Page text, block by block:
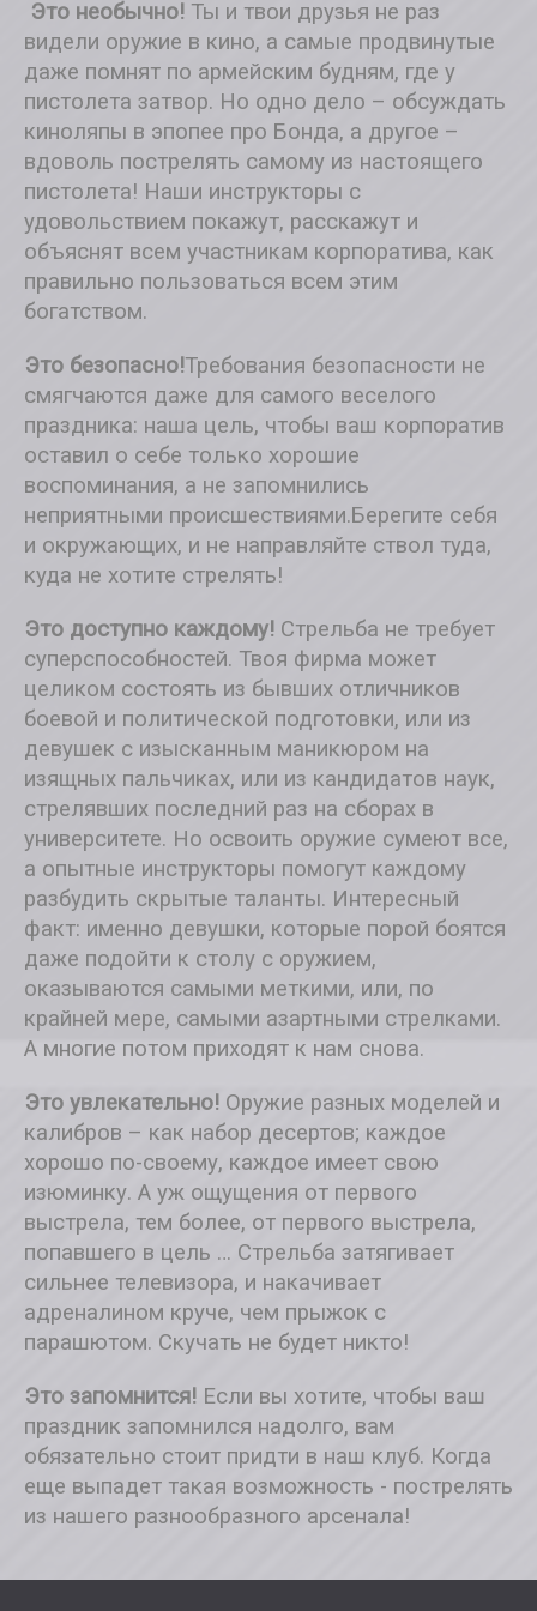
Подарочные сертификаты
Контакты
Это необычно! Ты и твои друзья не раз
видели оружие в кино, а самые продвинутые
даже помнят по армейским будням, где у
пистолета затвор. Но одно дело – обсуждать
киноляпы в эпопее про Бонда, а другое –
вдоволь пострелять самому из настоящего
пистолета! Наши инструкторы с
удовольствием покажут, расскажут и
объяснят всем участникам корпоратива, как
правильно пользоваться всем этим
богатством.
Это безопасно!Требования безопасности не
смягчаются даже для самого веселого
праздника: наша цель, чтобы ваш корпоратив
оставил о себе только хорошие
воспоминания, а не запомнились
неприятными происшествиями.Берегите себя
и окружающих, и не направляйте ствол туда,
куда не хотите стрелять!
Это доступно каждому! Стрельба не требует
суперспособностей. Твоя фирма может
целиком состоять из бывших отличников
боевой и политической подготовки, или из
девушек с изысканным маникюром на
изящных пальчиках, или из кандидатов наук,
стрелявших последний раз на сборах в
университете. Но освоить оружие сумеют все,
а опытные инструкторы помогут каждому
разбудить скрытые таланты. Интересный
факт: именно девушки, которые порой боятся
даже подойти к столу с оружием,
оказываются самыми меткими, или, по
крайней мере, самыми азартными стрелками.
А многие потом приходят к нам снова.
Это увлекательно! Оружие разных моделей и
калибров – как набор десертов; каждое
хорошо по-своему, каждое имеет свою
изюминку. А уж ощущения от первого
выстрела, тем более, от первого выстрела,
попавшего в цель … Стрельба затягивает
сильнее телевизора, и накачивает
адреналином круче, чем прыжок с
парашютом. Скучать не будет никто!
Это запомнится! Если вы хотите, чтобы ваш
праздник запомнился надолго, вам
обязательно стоит придти в наш клуб. Когда
еще выпадет такая возможность - пострелять
из нашего разнообразного арсенала!